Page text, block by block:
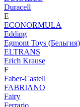
Duracell
E
ECONORMULA
Edding
Egmont Toys (Бельгия)
ELTRANS
Erich Krause
F
Faber-Castell
FABRIANO
Fairy
Ferrario